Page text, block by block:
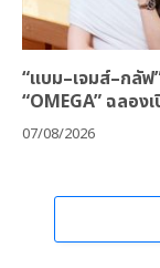
“แบม–เจมส์–กลัฟ
“OMEGA” ฉลอ
07/08/2026